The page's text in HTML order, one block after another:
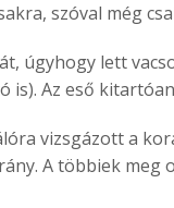
szóval még
úgyhogy lett
Az eső
vizsgázott a
A többiek